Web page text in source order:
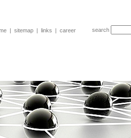
| sitemap | links | career search